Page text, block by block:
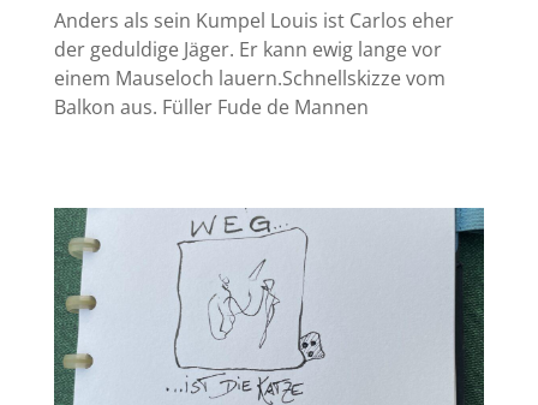
Anders als sein Kumpel Louis ist Carlos eher
der geduldige Jäger. Er kann ewig lange vor
einem Mauseloch lauern.Schnellskizze vom
Balkon aus. Füller Fude de Mannen